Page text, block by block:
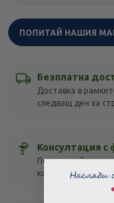
ПОПИТАЙ НАШИЯ
Безплатна
Доставка в
следващ ден за
Консултация
Посъветвай се с
консултация с